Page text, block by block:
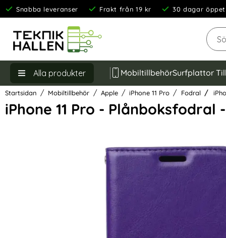
Snabba leveranser Frakt från 19 kr 30 dagar
Sök
Alla produkter MobiltillbehörSurfplattor
Startsidan Mobiltillbehör Apple iPhone 11 Pro Fodral
iPhone 11 Pro - Plånboksfodral
Hoppa
över